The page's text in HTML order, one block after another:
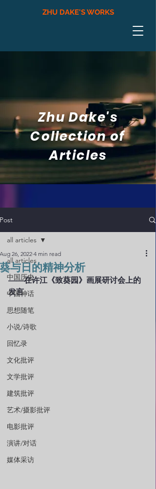
ZHU DAKE'S WORKS
Zhu Dake's
Collection of
Articles
Post
all articles
中国历史
中国神话
思想随笔
小说/诗歌
回忆录
文化批评
文学批评
建筑批评
艺术/摄影批评
电影批评
演讲/对话
媒体采访
all articles
葵与日的精神分析
Aug 26, 2022 4 min read
——在许江《致葵园》画展研讨会上的
发言